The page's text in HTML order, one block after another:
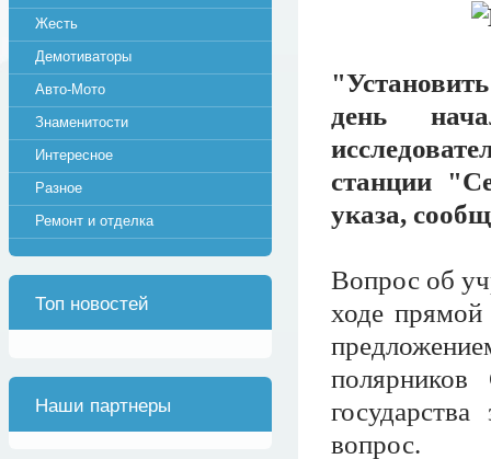
день
станции
указа,
Вопрос об
ходе прямой
полярников
вопрос.
Жесть
Демотиваторы
Авто-Мото
Знаменитости
Интересное
Разное
Ремонт и отделка
Топ новостей
Наши партнеры